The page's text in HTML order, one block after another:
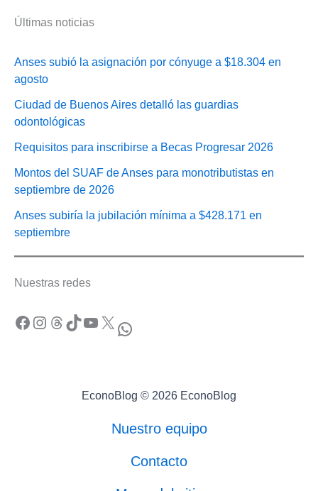
Últimas noticias
Anses subió la asignación por cónyuge a $18.304 en
agosto
Ciudad de Buenos Aires detalló las guardias
odontológicas
Requisitos para inscribirse a Becas Progresar 2026
Montos del SUAF de Anses para monotributistas en
septiembre de 2026
Anses subiría la jubilación mínima a $428.171 en
septiembre
Nuestras redes
Facebook Instagram Threads TikTok YouTube X WhatsApp
EconoBlog © 2026 EconoBlog
Nuestro equipo
Contacto